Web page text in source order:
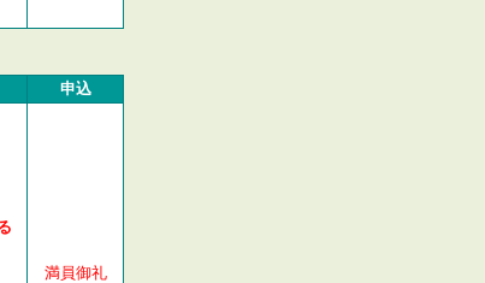
申込
満員御礼